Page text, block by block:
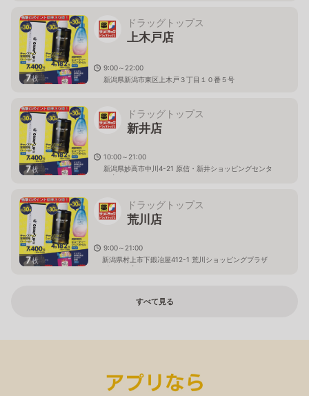
7枚
ドラッグトップス
上木戸店
9:00～22:00
新潟県新潟市東区上木戸３丁目１０番５号
7枚
ドラッグトップス
新井店
10:00～21:00
新潟県妙高市中川4-21 原信・新井ショッピングセンタ
ー内
7枚
ドラッグトップス
荒川店
9:00～21:00
新潟県村上市下鍛冶屋412-1 荒川ショッピングプラザ
パルティ内
すべて見る